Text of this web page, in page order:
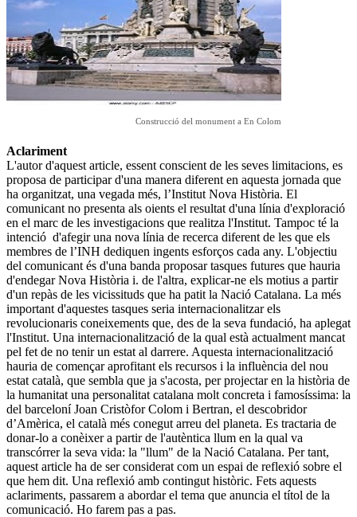
Construcció del monument a En Colom
Aclariment
L'autor d'aquest article, essent conscient de les seves limitacions, es
proposa de participar d'una manera diferent en aquesta jornada que
ha organitzat, una vegada més, l’Institut Nova Història. El
comunicant no presenta als oients el resultat d'una línia d'exploració
en el marc de les investigacions que realitza l'Institut. Tampoc té la
intenció d'afegir una nova línia de recerca diferent de les que els
membres de l’INH dediquen ingents esforços cada any. L'objectiu
del comunicant és d'una banda proposar tasques futures que hauria
d'endegar Nova Història i. de l'altra, explicar-ne els motius a partir
d'un repàs de les vicissituds que ha patit la Nació Catalana. La més
important d'aquestes tasques seria internacionalitzar els
revolucionaris coneixements que, des de la seva fundació, ha aplegat
l'Institut. Una internacionalització de la qual està actualment mancat
pel fet de no tenir un estat al darrere. Aquesta internacionalització
hauria de començar aprofitant els recursos i la influència del nou
estat català, que sembla que ja s'acosta, per projectar en la història de
la humanitat una personalitat catalana molt concreta i famosíssima: la
del barceloní Joan Cristòfor Colom i Bertran, el descobridor
d’Amèrica, el català més conegut arreu del planeta. Es tractaria de
donar-lo a conèixer a partir de l'autèntica llum en la qual va
transcórrer la seva vida: la "llum" de la Nació Catalana. Per tant,
aquest article ha de ser considerat com un espai de reflexió sobre el
que hem dit. Una reflexió amb contingut històric. Fets aquests
aclariments, passarem a abordar el tema que anuncia el títol de la
comunicació. Ho farem pas a pas.